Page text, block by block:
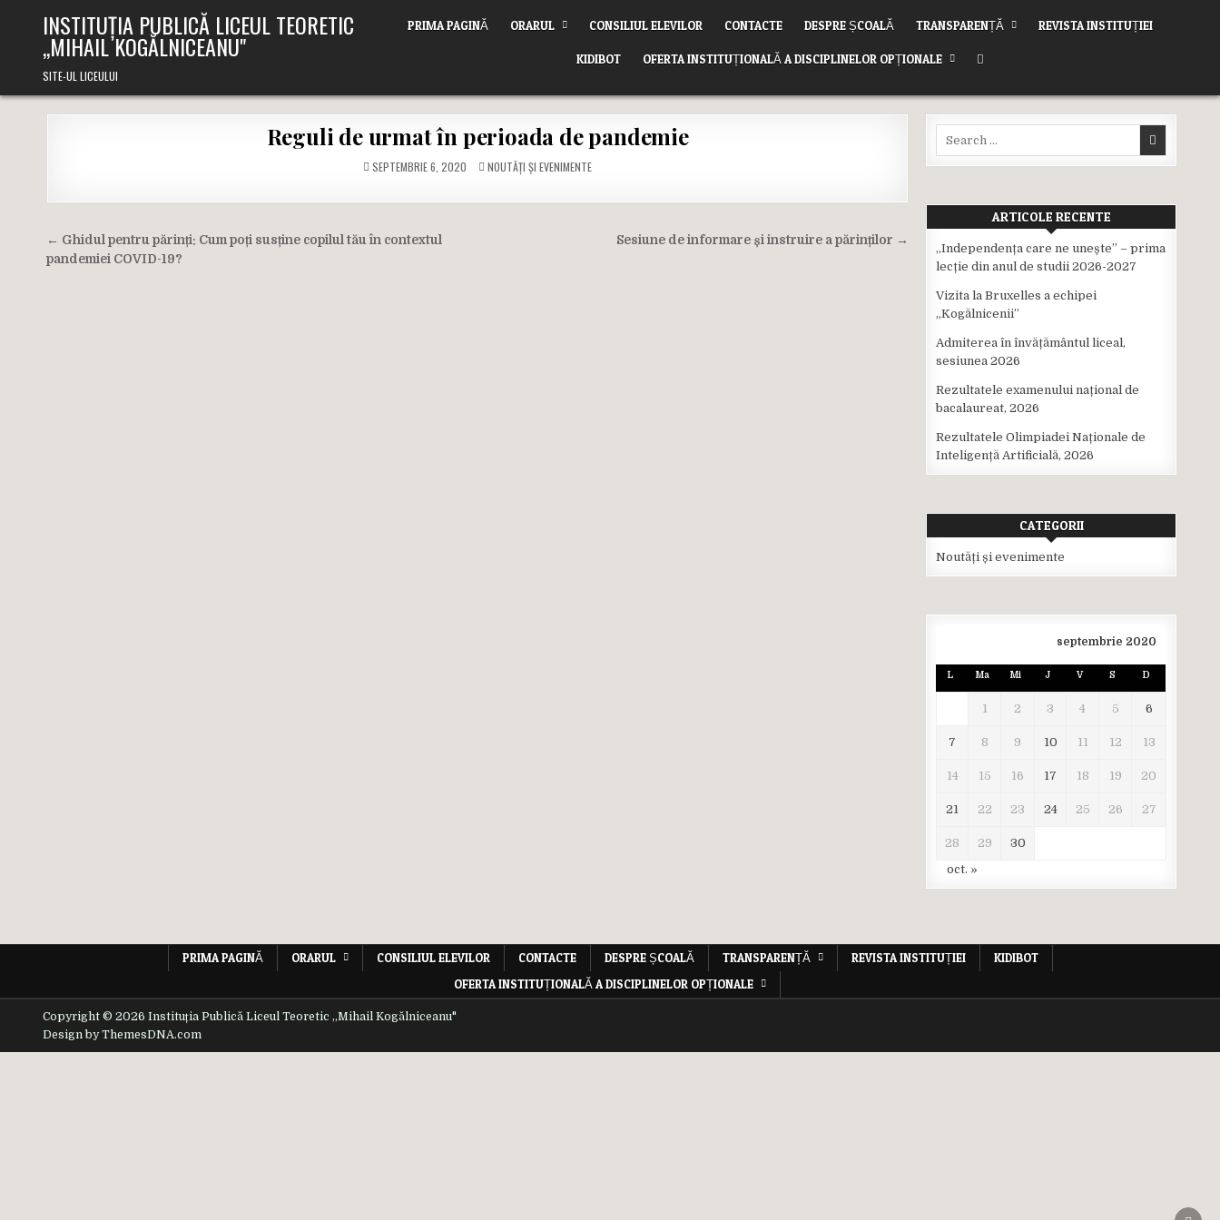
INSTITUȚIA PUBLICĂ LICEUL TEORETIC
,,MIHAIL KOGĂLNICEANU"
SITE-UL LICEULUI
PRIMA PAGINĂ ORARUL CONSILIUL ELEVILOR CONTACTE DESPRE ȘCOALĂ TRANSPARENȚĂ REVISTA INSTITUȚIEI
KIDIBOT OFERTA INSTITUȚIONALĂ A DISCIPLINELOR OPȚIONALE
Reguli de urmat în perioada de pandemie
SEPTEMBRIE 6, 2020 POSTED
IN
NOUTĂȚI ȘI EVENIMENTE
Navigare
în
Sesiune de informare și instruire a părinților →
← Ghidul pentru părinți: Cum poți susține copilul tău în contextul
pandemiei COVID-19?
ARTICOLE RECENTE
,,Independența care ne unește” – prima
lecție din anul de studii 2026-2027
Vizita la Bruxelles a echipei
,,Kogălnicenii”
Admiterea în învățământul liceal,
sesiunea 2026
Rezultatele examenului național de
bacalaureat, 2026
Rezultatele Olimpiadei Naționale de
Inteligență Artificială, 2026
CATEGORII
Noutăți și evenimente
septembrie 2020
L Ma Mi J V S D
1 2 3 4 5 6
7 8 9 10 11 12 13
14 15 16 17 18 19 20
21 22 23 24 25 26 27
28 29
30
oct. »
PRIMA PAGINĂ ORARUL CONSILIUL ELEVILOR CONTACTE DESPRE ȘCOALĂ TRANSPARENȚĂ REVISTA INSTITUȚIEI
KIDIBOT
OFERTA INSTITUȚIONALĂ A DISCIPLINELOR OPȚIONALE
Copyright © 2026 Instituția Publică Liceul Teoretic ,,Mihail Kogălniceanu"
Design by ThemesDNA.com